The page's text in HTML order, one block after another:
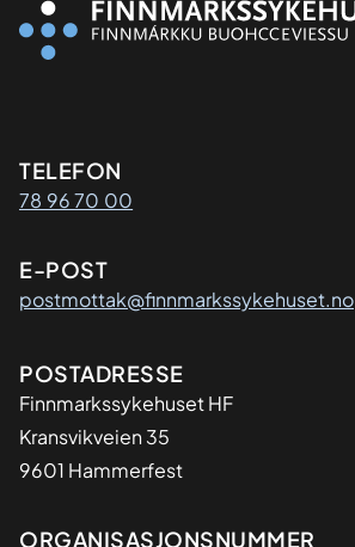
Kontaktinformasjon
TELEFON
78 96 70 00
E-POST
postmottak@finnmarkssykehuset.no
Adresse
POSTADRESSE
Finnmarkssykehuset HF
Kransvikveien 35
9601 Hammerfest
ORGANISASJONSNUMMER